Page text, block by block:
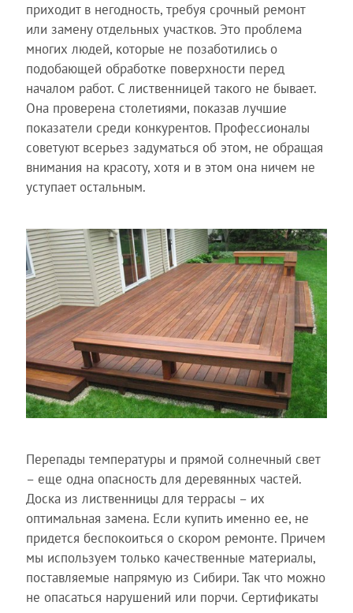
приходит в негодность, требуя срочный ремонт
или замену отдельных участков. Это проблема
многих людей, которые не позаботились о
подобающей обработке поверхности перед
началом работ. С лиственницей такого не бывает.
Она проверена столетиями, показав лучшие
показатели среди конкурентов. Профессионалы
советуют всерьез задуматься об этом, не обращая
внимания на красоту, хотя и в этом она ничем не
уступает остальным.
Перепады температуры и прямой солнечный свет
– еще одна опасность для деревянных частей.
Доска из лиственницы для террасы – их
оптимальная замена. Если купить именно ее, не
придется беспокоиться о скором ремонте. Причем
мы используем только качественные материалы,
поставляемые напрямую из Сибири. Так что можно
не опасаться нарушений или порчи. Сертификаты